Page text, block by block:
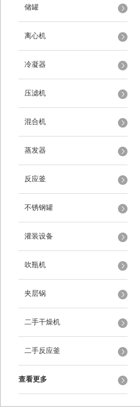
储罐
离心机
冷凝器
压滤机
混合机
蒸发器
反应釜
不锈钢罐
灌装设备
吹瓶机
夹层锅
二手干燥机
二手反应釜
查看更多